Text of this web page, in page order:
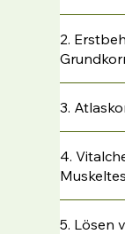
2.
3.
4.
5. Lösen